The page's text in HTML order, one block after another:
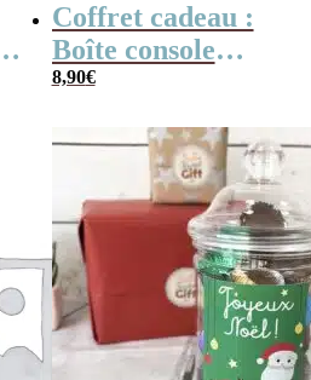
Coffret cadeau :
Boîte console
retro remplie de
poudre
8,90€